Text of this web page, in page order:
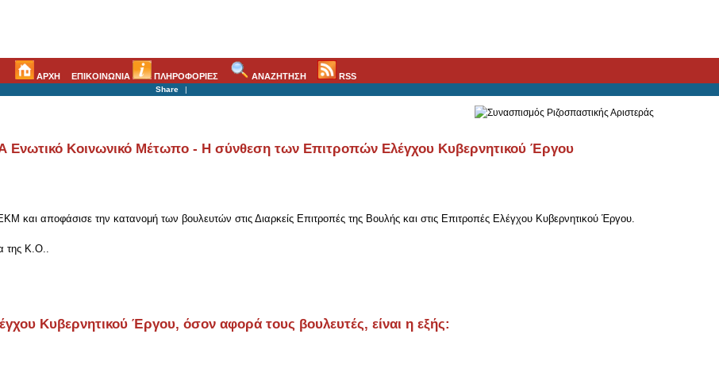
ΑΡΧΗ ΕΠΙΚΟΙΝΩΝΙΑ ΠΛΗΡΟΦΟΡΙΕΣ ΑΝΑΖΗΤΗΣΗ RSS
Share |
Ενωτικό Κοινωνικό Μέτωπο - Η σύνθεση των Επιτροπών Ελέγχου Κυβερνητικού Έργου
και αποφάσισε την κατανομή των βουλευτών στις Διαρκείς Επιτροπές της Βουλής και στις Επιτροπές Ελέγχου Κυβερνητικού Έργου.
της Κ.Ο..
Κυβερνητικού Έργου, όσον αφορά τους βουλευτές, είναι η εξής: